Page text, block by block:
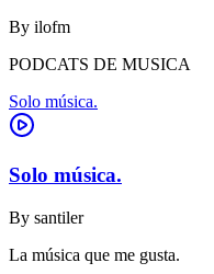
By ilofm
PODCATS DE MUSICA
Solo música.
Solo música.
By santiler
La música que me gusta.